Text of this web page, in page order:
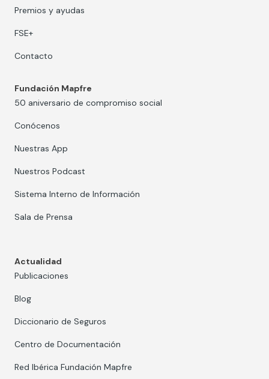
Premios y ayudas
FSE+
Contacto
Fundación Mapfre
50 aniversario de compromiso social
Conócenos
Nuestras App
Nuestros Podcast
Sistema Interno de Información
Sala de Prensa
Actualidad
Publicaciones
Blog
Diccionario de Seguros
Centro de Documentación
Red Ibérica Fundación Mapfre